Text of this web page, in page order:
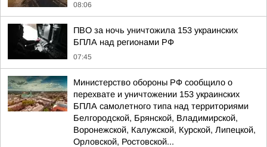
08:06
ПВО за ночь уничтожила 153 украинских
БПЛА над регионами РФ
07:45
Министерство обороны РФ сообщило о
перехвате и уничтожении 153 украинских
БПЛА самолетного типа над территориями
Белгородской, Брянской, Владимирской,
Воронежской, Калужской, Курской, Липецкой,
Орловской, Ростовской...